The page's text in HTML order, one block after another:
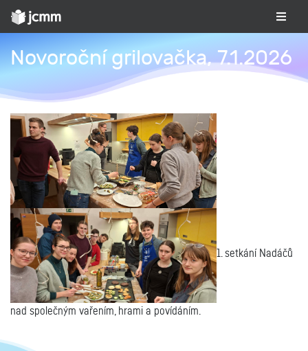
Novoroční grilovačka, 7.1.2026
1. setkání Nadáčů
nad společným vařením, hrami a povídáním.